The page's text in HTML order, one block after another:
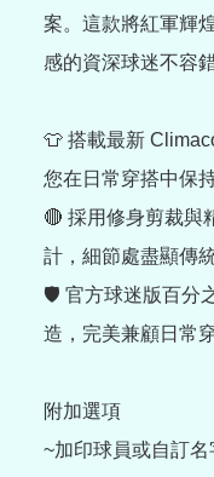
案。這款將紅軍輝
感的資深球迷不容
👕 搭載最新
您在日常穿搭中保
🔴 採用修身剪裁與
計，細節處盡顯傳
🛡️ 官方球迷版百分
造，完美兼顧日常
附加選項
~加印球員或自訂